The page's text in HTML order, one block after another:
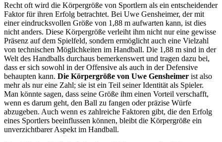
Recht oft wird die Körpergröße von Sportlern als ein entscheidender
Faktor für ihren Erfolg betrachtet. Bei Uwe Gensheimer, der mit
einer eindrucksvollen Größe von 1,88 m aufwarten kann, ist dies
nicht anders. Diese Körpergröße verleiht ihm nicht nur eine gewisse
Präsenz auf dem Spielfeld, sondern ermöglicht auch eine Vielzahl
von technischen Möglichkeiten im Handball. Die 1,88 m sind in der
Welt des Handballs durchaus bemerkenswert und tragen dazu bei,
dass er sich sowohl in der Offensive als auch in der Defensive
behaupten kann. Die Körpergröße von Uwe Gensheimer ist also
mehr als nur eine Zahl; sie ist ein Teil seiner Identität als Spieler.
Man könnte sagen, dass seine Größe ihm einen Vorteil verschafft,
wenn es darum geht, den Ball zu fangen oder präzise Würfe
abzugeben. Auch wenn es zahlreiche Faktoren gibt, die den Erfolg
eines Sportlers beeinflussen können, bleibt die Körpergröße ein
unverzichtbarer Aspekt im Handball.